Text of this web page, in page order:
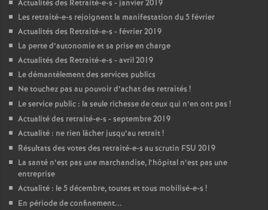
Actualités des Retraité-e-s - janvier 2019
Les retraité-e-s rejoignent la manifestation du 5 février
Actualités des Retraité-e-s - février 2019
La perte d’autonomie et sa prise en charge
Actualités des Retraité-e-s - avril 2019
Le démantèlement des services publics
Ne touchez pas au pouvoir d’achat des retraités !
Le service public : la seule richesse de ceux qui n’en ont pas !
Actualité des retraité-e-s - septembre 2019
Actualité : ne rien lâcher jusqu’au retrait!
Résultats des votes des retraité-e-s au scrutin FSU 2019
La santé n’est pas une marchandise, l’hôpital n’est pas une
entreprise
Actualité : le 5 décembre, toutes et tous mobilisé-e-s !
En période de confinement...